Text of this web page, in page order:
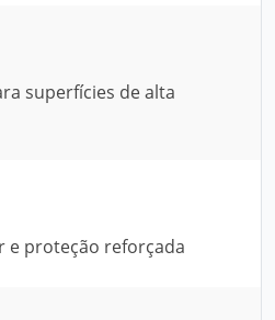
superfícies de alta
e proteção reforçada